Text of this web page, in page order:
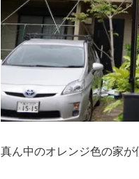
真ん中のオレンジ色の家が